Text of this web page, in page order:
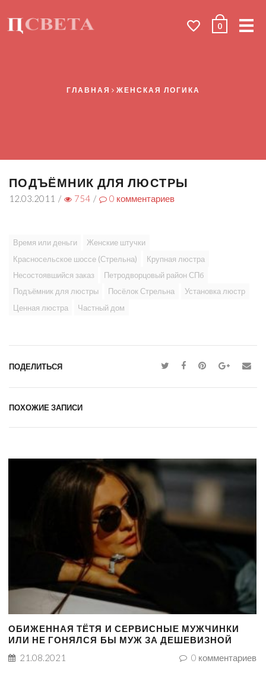
0
ГЛАВНАЯ ЖЕНСКАЯ ЛОГИКА
ПОДЪЁМНИК ДЛЯ ЛЮСТРЫ
12.03.2011 / 754 / 0 комментариев
Время или деньги
Женские штучки
Красносельское шоссе (Стрельна)
Крупная люстра
Несостоявшийся заказ
Петродворцовый район СПб
Подъёмник для люстры
Посёлок Стрельна
Установка люстр
Ценная люстра
Частный дом
ПОДЕЛИТЬСЯ
ПОХОЖИЕ ЗАПИСИ
ОБИЖЕННАЯ ТЁТЯ И СЕРВИСНЫЕ МУЖЧИНКИ
ИЛИ НЕ ГОНЯЛСЯ БЫ МУЖ ЗА ДЕШЕВИЗНОЙ
21.08.2021
0 комментариев